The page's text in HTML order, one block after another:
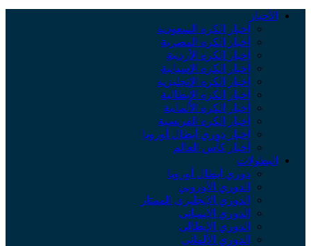
أخبار الكرة السعودية
أخبار الكرة المصرية
أخبار الكرة الأردنية
أخبار الكرة الإسبانية
أخبار الكرة الإنجليزية
أخبار الكرة الإيطالية
أخبار الكرة الألمانية
أخبار الكرة الفرنسية
أخبار دوري أبطال أوروبا
أخبار كأس العالم
دوري أبطال أوروبا
الدوري الأوروبي
الدوري الإنجليزي الممتاز
الدوري الإسباني
الدوري الإيطالي
الدوري الألماني